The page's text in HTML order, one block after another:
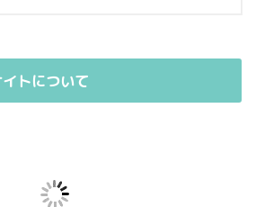
トについて